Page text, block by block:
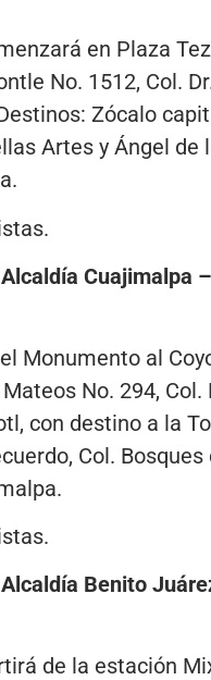
en Plaza
No. 1512, Col.
Zócalo
Artes y Ángel de
Cuajimalpa
Monumento al
No. 294, Col.
con destino a la
Col. Bosques
Benito
de la estación